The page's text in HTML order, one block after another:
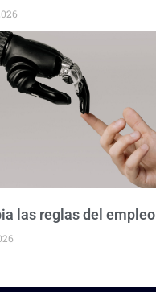
las reglas del empleo